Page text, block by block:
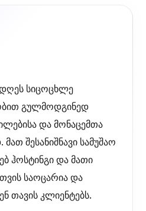
დღეს სიცოცხლე
გულმოდგინედ
და მონაცემთა
შესანიშნავი სამუშაო
ჰოსტინგი და მათი
საოცარია და
თავის კლიენტებს.